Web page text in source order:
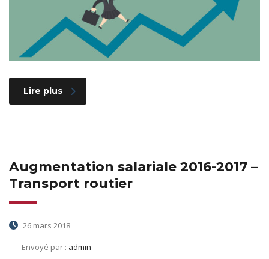
Lire plus
Augmentation salariale 2016-2017 –
Transport routier
26 mars 2018
Envoyé par : admin